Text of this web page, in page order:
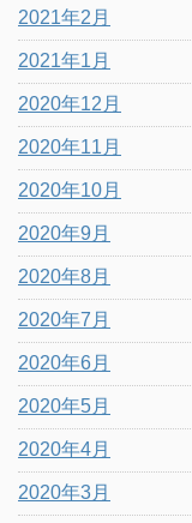
2021年2月
2021年1月
2020年12月
2020年11月
2020年10月
2020年9月
2020年8月
2020年7月
2020年6月
2020年5月
2020年4月
2020年3月